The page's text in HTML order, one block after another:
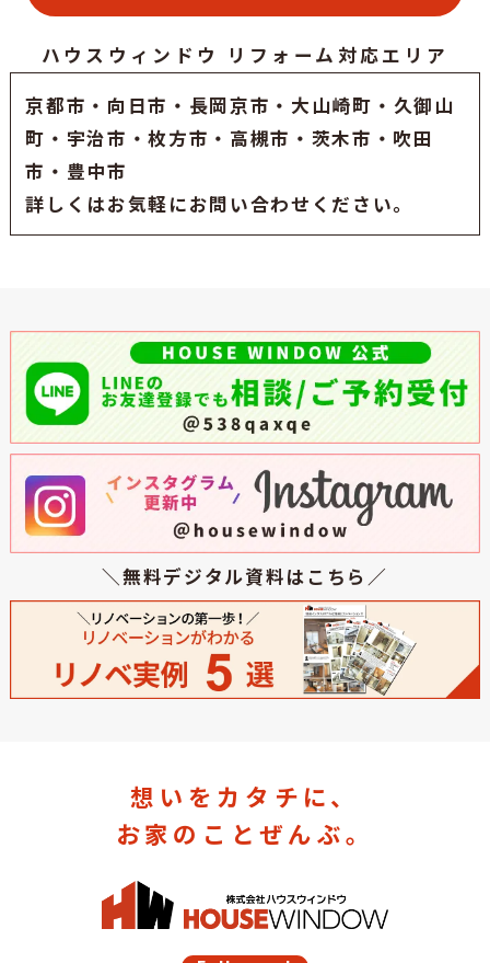
ハウスウィンドウ リフォーム対応エリア
京都市 ・ 向日市 ・ 長岡京市 ・大山崎町・久御山
町・ 宇治市 ・枚方市・高槻市・茨木市・吹田
市・豊中市
詳しくはお気軽にお問い合わせください。
＼無料デジタル資料はこちら／
想いをカタチに、
お家のことぜんぶ。